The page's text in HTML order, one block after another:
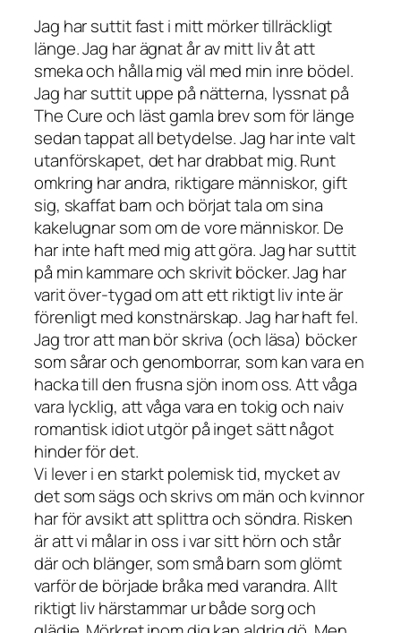
Jag har suttit fast i mitt mörker tillräckligt
länge. Jag har ägnat år av mitt liv åt att
smeka och hålla mig väl med min inre bödel.
Jag har suttit uppe på nätterna, lyssnat på
The Cure och läst gamla brev som för länge
sedan tappat all betydelse. Jag har inte valt
utanförskapet, det har drabbat mig. Runt
omkring har andra, riktigare människor, gift
sig, skaffat barn och börjat tala om sina
kakelugnar som om de vore människor. De
har inte haft med mig att göra. Jag har suttit
på min kammare och skrivit böcker. Jag har
varit över-tygad om att ett riktigt liv inte är
förenligt med konstnärskap. Jag har haft fel.
Jag tror att man bör skriva (och läsa) böcker
som sårar och genomborrar, som kan vara en
hacka till den frusna sjön inom oss. Att våga
vara lycklig, att våga vara en tokig och naiv
romantisk idiot utgör på inget sätt något
hinder för det.
Vi lever i en starkt polemisk tid, mycket av
det som sägs och skrivs om män och kvinnor
har för avsikt att splittra och söndra. Risken
är att vi målar in oss i var sitt hörn och står
där och blänger, som små barn som glömt
varför de började bråka med varandra. Allt
riktigt liv härstammar ur både sorg och